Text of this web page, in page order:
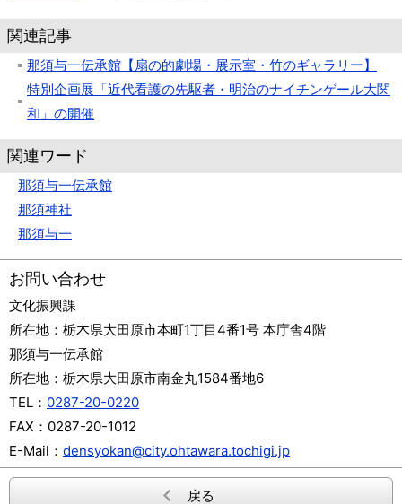
関連記事
那須与一伝承館【扇の的劇場・展示室・竹のギャラリー】
特別企画展「近代看護の先駆者・明治のナイチンゲール大関
和」の開催
関連ワード
那須与一伝承館
那須神社
那須与一
お問い合わせ
文化振興課
所在地： 栃木県大田原市本町1丁目4番1号 本庁舎4階
那須与一伝承館
所在地： 栃木県大田原市南金丸1584番地6
TEL： 0287-20-0220
FAX： 0287-20-1012
E-Mail： densyokan@city.ohtawara.tochigi.jp
戻る